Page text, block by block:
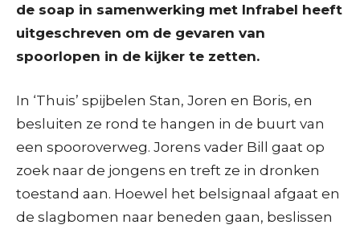
de soap in samenwerking met Infrabel heeft
uitgeschreven om de gevaren van
spoorlopen in de kijker te zetten.
In ‘Thuis’ spijbelen Stan, Joren en Boris, en
besluiten ze rond te hangen in de buurt van
een spooroverweg. Jorens vader Bill gaat op
zoek naar de jongens en treft ze in dronken
toestand aan. Hoewel het belsignaal afgaat en
de slagbomen naar beneden gaan, beslissen